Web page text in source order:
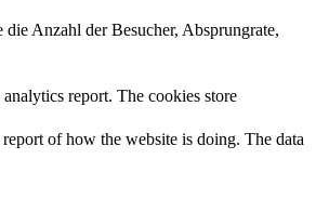
Anzahl der Besucher, Absprungrate,
report. The cookies store
of how the website is doing. The data